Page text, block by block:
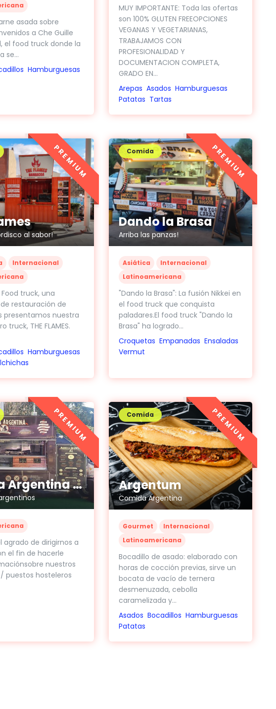
asada sobre
a Che Guille
el food truck donde la
se...
Hamburguesas
MUY IMPORTANTE: Toda las ofertas
son 100% GLUTEN FREEOPCIONES
VEGANAS Y VEGETARIANAS,
TRABAJAMOS CON
PROFESIONALIDAD Y
DOCUMENTACION COMPLETA,
GRADO EN...
Arepas Asados Hamburguesas
Patatas Tartas
al sabor!
Internacional
truck, una
restauración de
presentamos nuestra
truck, THE FLAMES.
Hamburguesas
PREMIUM
Dando la Brasa
Arriba las panzas!
Comida
Asiática
Internacional
Latinoamericana
"Dando la Brasa": La fusión Nikkei en
el food truck que conquista
paladares.El food truck "Dando la
Brasa" ha logrado...
Croquetas Empanadas Ensaladas
Vermut
PREMIUM
Parrilla Argentina Mcanudos
agrado de dirigirnos a
el fin de hacerle
nuestros
puestos hosteleros
PREMIUM
Argentum
Comida Argentina
Comida
Gourmet
Internacional
Latinoamericana
Bocadillo de asado: elaborado con
horas de cocción previas, sirve un
bocata de vacío de ternera
desmenuzada, cebolla
caramelizada y...
Asados Bocadillos Hamburguesas
Patatas
PREMIUM